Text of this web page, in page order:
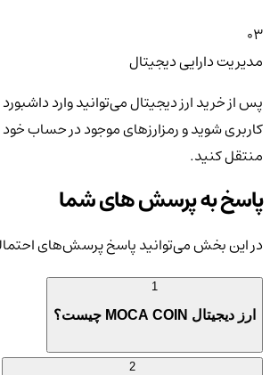
03
مدیریت دارایی دیجیتال
پس از خرید ارز دیجیتال می‌توانید وارد
کاربری شوید و رمزارزهای موجود در حساب خود
منتقل کنید.
پاسخ به پرسش های شما
در این بخش می‌توانید پاسخ پرسش‌های احتمالی
ارز دیجیتال MOCA COIN چیست؟